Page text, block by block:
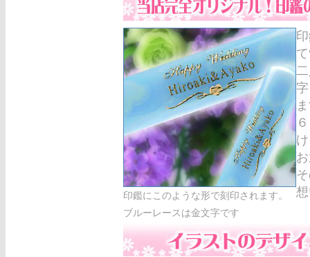
印鑑にこのような形で刻印されます。
ブルーレースは金文字です